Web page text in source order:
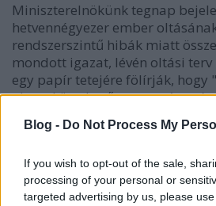
Blog - Do Not Process My
If you wish to opt-out of the sale,
processing of your personal or
targeted advertising by us, please
Miniszterelnökünk tegnap
hetvennégyezer ember
rendszerszintű hibák miatt
mondott igazat, lévén oltási terv
egy papír tetejére fölírják, hogy
alatta következő zagyvaság